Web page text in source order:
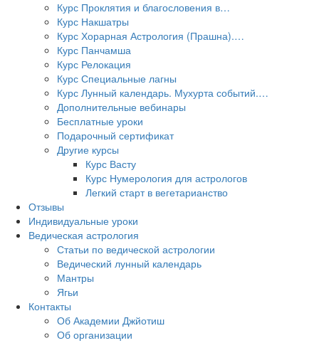
Курс Проклятия и благословения в…
Курс Накшатры
Курс Хорарная Астрология (Прашна).…
Курс Панчамша
Курс Релокация
Курс Специальные лагны
Курс Лунный календарь. Мухурта событий.…
Дополнительные вебинары
Бесплатные уроки
Подарочный сертификат
Другие курсы
Курс Васту
Курс Нумерология для астрологов
Легкий старт в вегетарианство
Отзывы
Индивидуальные уроки
Ведическая астрология
Статьи по ведической астрологии
Ведический лунный календарь
Мантры
Ягьи
Контакты
Об Академии Джйотиш
Об организации